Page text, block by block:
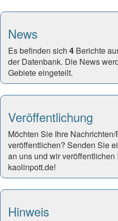
News
Es befinden sich 4 Berichte
der Datenbank. Die News
Gebiete eingeteilt.
Veröffentlichung
Möchten Sie Ihre
veröffentlichen? Senden Sie
an uns und wir
kaolinpott.de!
Hinweis